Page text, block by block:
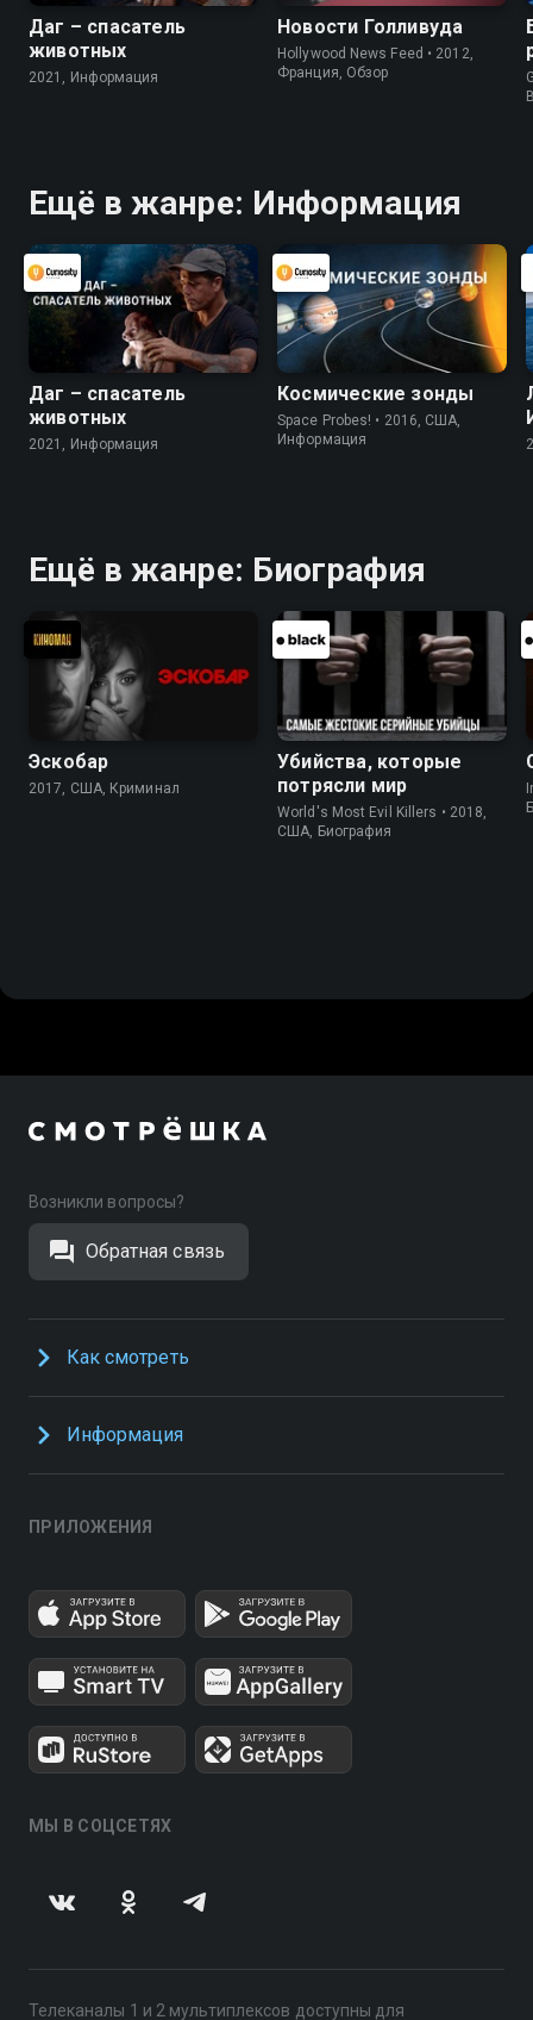
Даг – спасатель
животных
2021, Информация
Новости Голливуда
Hollywood News Feed • 2012,
Франция, Обзор
Ещё в жанре: Информация
Даг – спасатель
животных
2021, Информация
Космические зонды
Space Probes! • 2016, США,
Информация
Ещё в жанре: Биография
Эскобар
2017, США, Криминал
Убийства, которые
потрясли мир
World's Most Evil Killers • 2018,
США, Биография
Возникли вопросы?
Обратная связь
Как смотреть
Информация
ПРИЛОЖЕНИЯ
МЫ В СОЦСЕТЯХ
Телеканалы 1 и 2 мультиплексов доступны для